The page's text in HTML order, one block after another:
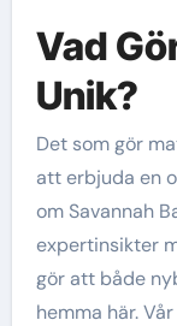
Vad
Unik?
Det som gör
att erbjuda en
om Savannah
expertinsikter
gör att både
hemma här.